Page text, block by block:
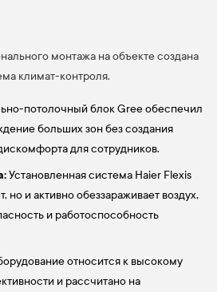
монтажа на объекте создана
климат-контроля.
потолочный блок Gree обеспечил
больших зон без создания
для сотрудников.
Установленная система Haier Flexis
но и активно обеззараживает воздух,
и работоспособность
относится к высокому
и рассчитано на